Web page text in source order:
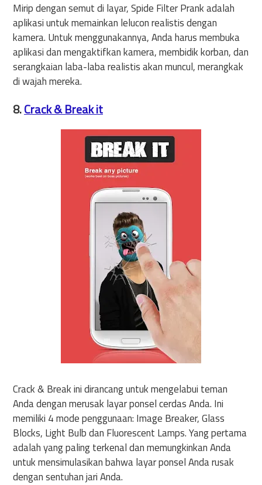
Mirip dengan semut di layar, Spide Filter Prank adalah
aplikasi untuk memainkan lelucon realistis dengan
kamera. Untuk menggunakannya, Anda harus membuka
aplikasi dan mengaktifkan kamera, membidik korban, dan
serangkaian laba-laba realistis akan muncul, merangkak
di wajah mereka.
8.Crack & Break it
Crack & Break ini dirancang untuk mengelabui teman
Anda dengan merusak layar ponsel cerdas Anda. Ini
memiliki 4 mode penggunaan: Image Breaker, Glass
Blocks, Light Bulb dan Fluorescent Lamps. Yang pertama
adalah yang paling terkenal dan memungkinkan Anda
untuk mensimulasikan bahwa layar ponsel Anda rusak
dengan sentuhan jari Anda.